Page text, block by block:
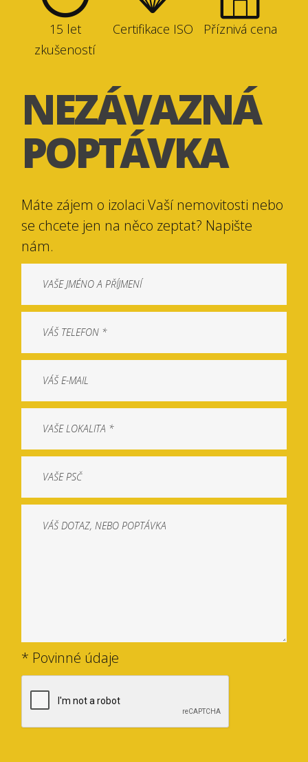
15 let
zkušeností
Certifikace ISO Příznivá cena
NEZÁVAZNÁ
POPTÁVKA
Máte zájem o izolaci Vaší nemovitosti nebo
se chcete jen na něco zeptat? Napište
nám.
* Povinné údaje